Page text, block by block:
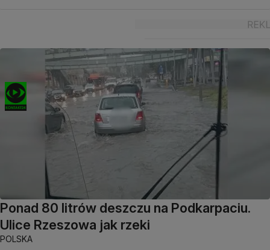
Ponad 80 litrów deszczu na Podkarpaciu.
Ulice Rzeszowa jak rzeki
POLSKA